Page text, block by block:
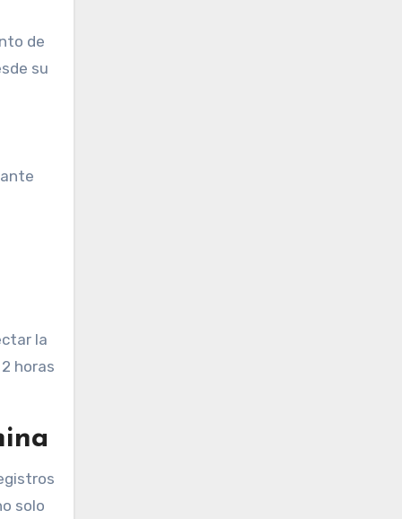
de
su
la
horas
solo